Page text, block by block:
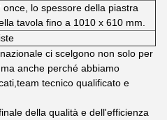
lo spessore della piastra
tavola fino a 1010 x 610 mm.
ci scelgono non solo per
anche perché abbiamo
tecnico qualificato e
della qualità e dell'efficienza